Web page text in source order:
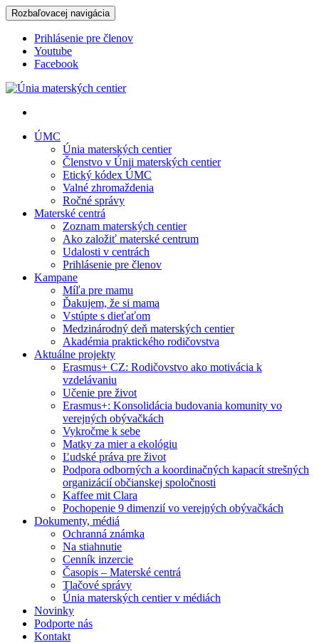
Rozbaľovacej navigácia
Prihlásenie pre členov
Youtube
Facebook
Únia materských centier
ÚMC
Únia materských centier
Členstvo v Únii materských centier
Etický kódex ÚMC
Valné zhromaždenia
Ročné správy
Materské centrá
Zoznam materských centier
Ako založiť materské centrum
Udalosti v centrách
Prihlásenie pre členov
Kampane
Míľa pre mamu
Ďakujem, že si mama
Vstúpte s dieťaťom
Medzinárodný deň materských centier
Akadémia praktického rodičovstva
Aktuálne projekty
Erasmus+ CZ: Rodičovstvo ako motivácia k
vzdelávaniu
Učenie pre život
Erasmus+: Konsolidácia budovania komunity vo
verejných obývačkách
Vykročme k sebe
Matky za mier a ekológiu
Ľudské práva pre život
Podpora odborných a koordinačných kapacít strešných
organizácií občianskej spoločnosti
Kaffee mit Clara
Pochopenie 9 dimenzií vo verejných obývačkách
Dokumenty, médiá
Ochranná známka
Na stiahnutie
Cenník inzercie
Časopis – Materské centrá
Tlačové správy
Únia materských centier v médiách
Novinky
Podporte nás
Kontakt